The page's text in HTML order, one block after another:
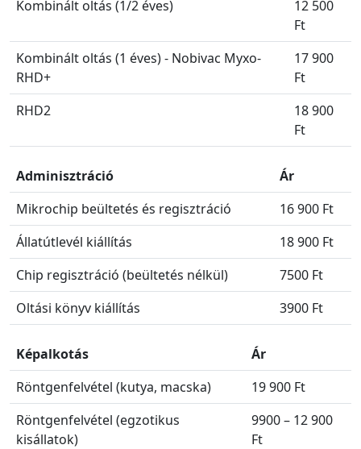
Kombinált oltás (1/2 éves)
12 500
Ft
Kombinált oltás (1 éves) - Nobivac Myxo-
RHD+
17 900
Ft
RHD2
18 900
Ft
Adminisztráció
Ár
Mikrochip beültetés és regisztráció
16 900 Ft
Állatútlevél kiállítás
18 900 Ft
Chip regisztráció (beültetés nélkül)
7500 Ft
Oltási könyv kiállítás
3900 Ft
Képalkotás
Ár
Röntgenfelvétel (kutya, macska)
19 900 Ft
Röntgenfelvétel (egzotikus
kisállatok)
9900 – 12 900
Ft